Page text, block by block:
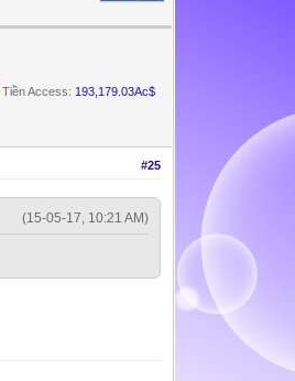
Tiền Access: 193,179.03Ac$
#25
(15-05-17, 10:21 AM)